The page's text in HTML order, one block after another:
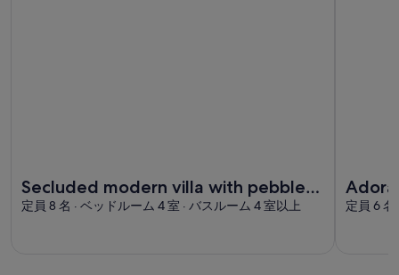
Secluded modern villa with pebble
beach near Unesco heritage city
定員 8 名 · ベッドルーム 4 室 · バスルーム 4 室以上
Praia
定員 6 名